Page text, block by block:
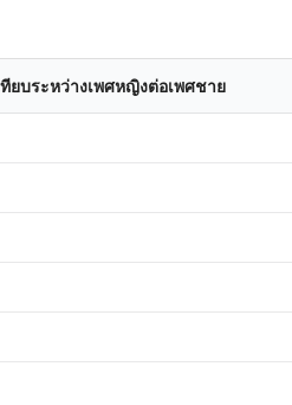
ยบระหว่างเพศหญิงต่อเพศชาย